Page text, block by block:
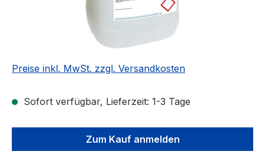
Preise inkl. MwSt. zzgl. Versandkosten
Sofort verfügbar, Lieferzeit: 1-3 Tage
Zum Kauf anmelden